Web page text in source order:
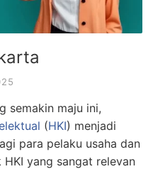
semakin maju ini,
(HKI) menjadi
para pelaku usaha dan
HKI yang sangat relevan